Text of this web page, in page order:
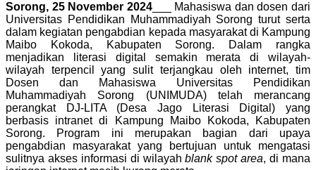
Sorong, 25 November 2024___ Mahasiswa dan dosen dari
Universitas Pendidikan Muhammadiyah Sorong turut serta
dalam kegiatan pengabdian kepada masyarakat di Kampung
Maibo Kokoda, Kabupaten Sorong. Dalam rangka
menjadikan literasi digital semakin merata di wilayah-
wilayah terpencil yang sulit terjangkau oleh internet, tim
Dosen dan Mahasiswa Universitas Pendidikan
Muhammadiyah Sorong (UNIMUDA) telah merancang
perangkat DJ-LITA (Desa Jago Literasi Digital) yang
berbasis intranet di Kampung Maibo Kokoda, Kabupaten
Sorong. Program ini merupakan bagian dari upaya
pengabdian masyarakat yang bertujuan untuk mengatasi
sulitnya akses informasi di wilayahblank spot area, di mana